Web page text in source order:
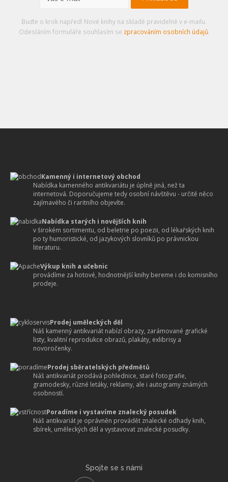
Buďte o krok napřed! Nové knihy na skladě pravidelně v e-mailu.
Odesláním formuláře souhlasím se zpracováním osobních údajů.
Kamenný i internetový obchod
Nabídka kamenného antikvariátu je úplně jiná, než ta
internetová. Doporučujeme tedy osobní návštěvu - určitě něco
zajímavého či raritního objevíte.
Nabídka starých i novějších knih
v širokém sortimentu, od beletrie po poezii, od lékařských knih
po ty humoristické, od jazykových slovníků po právnickou
literaturu.
Výkup knih a učebnic
provádíme za hotové, hodnotnější knihy bereme i do komisního
prodeje.
Prodej uměleckých děl
Náš kamenný antikvariát nabízí obrazy, zarámované grafické
listy, kvalitní reprodukce obrazů, plakáty, exlibrisy a
novoročenky.
Prodej sběratelských předmětů
Náš antikvariát prodává pohlednice, staré fotografie,
gramodesky, různé letáky, reklamy, ale i autogramy známých
osobností.
Poradíme i vystavíme znalecký posudek
Náš antikvariát je oprávněn provádět znalecké odhady knih,
sbírek, uměleckých děl a vystavovat znalecké posudky.
Spojte se s námi